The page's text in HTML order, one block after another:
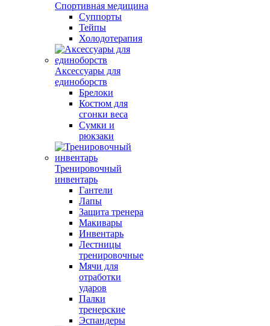
Спортивная медицина
Суппорты
Тейпы
Холодотерапия
Аксессуары для
единоборств
Брелоки
Костюм для
сгонки веса
Сумки и
рюкзаки
Тренировочный
инвентарь
Гантели
Лапы
Защита тренера
Макивары
Инвентарь
Лестницы
тренировочные
Мячи для
отработки
ударов
Палки
тренерские
Эспандеры